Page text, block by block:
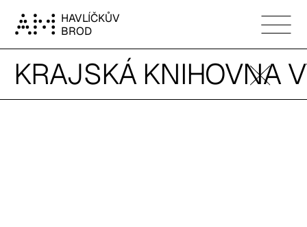
HAVLÍČKŮV
BROD
KRAJSKÁ KNIHOVNA